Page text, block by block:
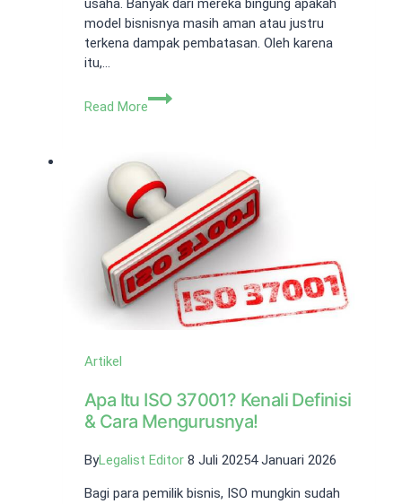
usaha. Banyak dari mereka bingung apakah
model bisnisnya masih aman atau justru
terkena dampak pembatasan. Oleh karena
itu,…
Read More
Aturan
0.5
Persen
Terbaru:
Siapa
yang
Berhak?
Artikel
Apa Itu ISO 37001? Kenali Definisi
& Cara Mengurusnya!
ByLegalist Editor 8 Juli 20254 Januari 2026
Bagi para pemilik bisnis, ISO mungkin sudah